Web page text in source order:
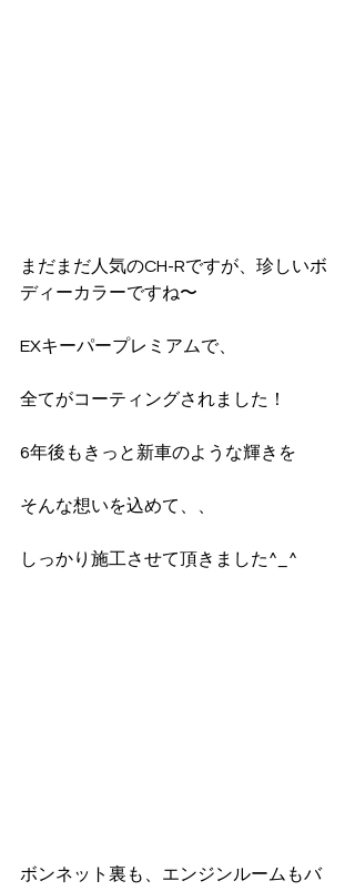
まだまだ人気のCH-Rですが、珍しいボ
ディーカラーですね〜
EXキーパープレミアムで、
全てがコーティングされました！
6年後もきっと新車のような輝きを
そんな想いを込めて、、
しっかり施工させて頂きました^_^
ボンネット裏も、エンジンルームもバ